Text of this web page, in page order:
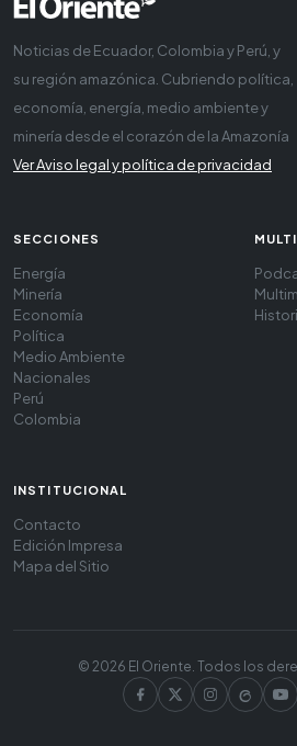
Noticias de Ecuador, Colombia y Perú, y
su región amazónica. Cubriendo política,
economía, energía, medio ambiente y
minería desde el corazón de la Amazonía
Ver Aviso legal y política de privacidad
SECCIONES
Energía
Minería
Economía
Política
Medio Ambiente
Nacionales
Perú
Colombia
INSTITUCIONAL
Contacto
Edición Impresa
Mapa del Sitio
© 2026 El Oriente. Todos los